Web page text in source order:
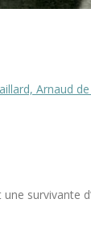
Arnaud
survivante